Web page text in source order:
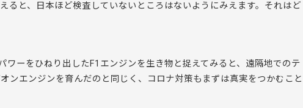
ると、日本ほど検査していないところはないようにみえます。それはど
ーをひねり出したF1エンジンを生き物と捉えてみると、遠隔地でのテ
ンエンジンを育んだのと同じく、コロナ対策もまずは真実をつかむこと